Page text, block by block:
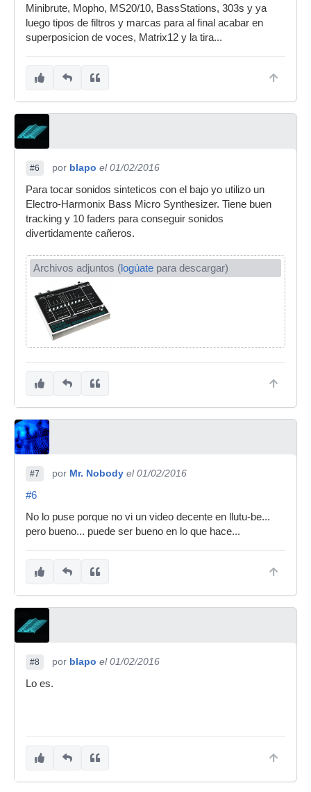
Minibrute, Mopho, MS20/10, BassStations, 303s y ya
luego tipos de filtros y marcas para al final acabar en
superposicion de voces, Matrix12 y la tira...
#6 por blapo el 01/02/2016
Para tocar sonidos sinteticos con el bajo yo utilizo un
Electro-Harmonix Bass Micro Synthesizer. Tiene buen
tracking y 10 faders para conseguir sonidos
divertidamente cañeros.
Archivos adjuntos (logúate para descargar)
#7 por Mr. Nobody el 01/02/2016
#6
No lo puse porque no vi un video decente en llutu-be...
pero bueno... puede ser bueno en lo que hace...
#8 por blapo el 01/02/2016
Lo es.